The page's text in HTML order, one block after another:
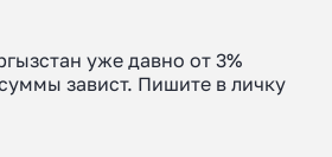
уже давно от 3%
завист. Пишите в личку